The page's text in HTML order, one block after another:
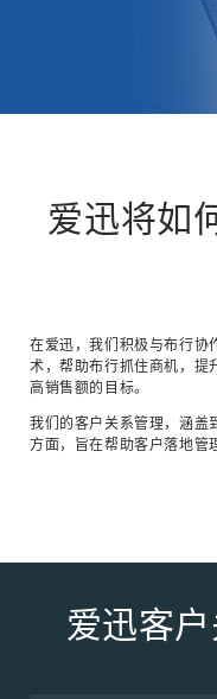
爱迅将如
在爱迅，我们积极与布行协
术，帮助布行抓住商机，提
高销售额的目标。
我们的客户关系管理，涵盖
方面，旨在帮助客户落地管
爱迅客